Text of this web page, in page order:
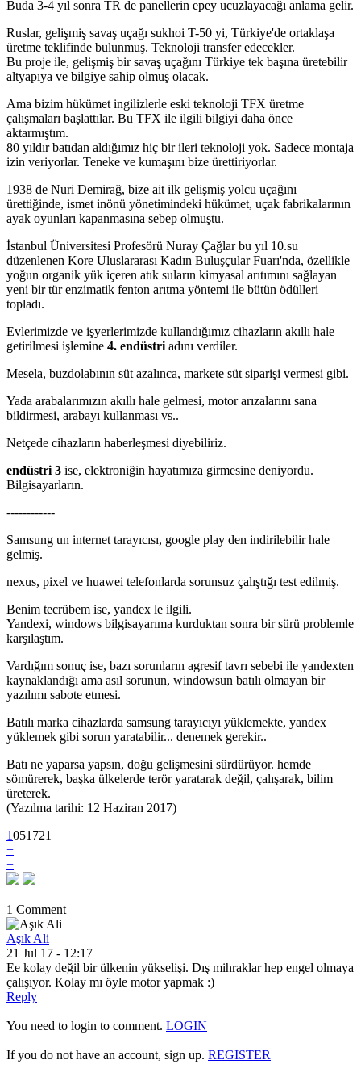
Buda 3-4 yıl sonra TR de panellerin epey ucuzlayacağı anlama gelir.
Ruslar, gelişmiş savaş uçağı sukhoi T-50 yi, Türkiye'de ortaklaşa
üretme teklifinde bulunmuş. Teknoloji transfer edecekler.
Bu proje ile, gelişmiş bir savaş uçağını Türkiye tek başına üretebilir
altyapıya ve bilgiye sahip olmuş olacak.
Ama bizim hükümet ingilizlerle eski teknoloji TFX üretme
çalışmaları başlattılar. Bu TFX ile ilgili bilgiyi daha önce
aktarmıştım.
80 yıldır batıdan aldığımız hiç bir ileri teknoloji yok. Sadece montaja
izin veriyorlar. Teneke ve kumaşını bize ürettiriyorlar.
1938 de Nuri Demirağ, bize ait ilk gelişmiş yolcu uçağını
ürettiğinde, ismet inönü yönetimindeki hükümet, uçak fabrikalarının
ayak oyunları kapanmasına sebep olmuştu.
İstanbul Üniversitesi Profesörü Nuray Çağlar bu yıl 10.su
düzenlenen Kore Uluslararası Kadın Buluşçular Fuarı'nda, özellikle
yoğun organik yük içeren atık suların kimyasal arıtımını sağlayan
yeni bir tür enzimatik fenton arıtma yöntemi ile bütün ödülleri
topladı.
Evlerimizde ve işyerlerimizde kullandığımız cihazların akıllı hale
getirilmesi işlemine 4. endüstri adını verdiler.
Mesela, buzdolabının süt azalınca, markete süt siparişi vermesi gibi.
Yada arabalarımızın akıllı hale gelmesi, motor arızalarını sana
bildirmesi, arabayı kullanması vs..
Netçede cihazların haberleşmesi diyebiliriz.
endüstri 3 ise, elektroniğin hayatımıza girmesine deniyordu.
Bilgisayarların.
------------
Samsung un internet tarayıcısı, google play den indirilebilir hale
gelmiş.
nexus, pixel ve huawei telefonlarda sorunsuz çalıştığı test edilmiş.
Benim tecrübem ise, yandex le ilgili.
Yandexi, windows bilgisayarıma kurduktan sonra bir sürü problemle
karşılaştım.
Vardığım sonuç ise, bazı sorunların agresif tavrı sebebi ile yandexten
kaynaklandığı ama asıl sorunun, windowsun batılı olmayan bir
yazılımı sabote etmesi.
Batılı marka cihazlarda samsung tarayıcıyı yüklemekte, yandex
yüklemek gibi sorun yaratabilir... denemek gerekir..
Batı ne yaparsa yapsın, doğu gelişmesini sürdürüyor. hemde
sömürerek, başka ülkelerde terör yaratarak değil, çalışarak, bilim
üreterek.
(Yazılma tarihi: 12 Haziran 2017)
1051721
+
+
1 Comment
Aşık Ali
21 Jul 17 - 12:17
Ee kolay değil bir ülkenin yükselişi. Dış mihraklar hep engel olmaya
çalışıyor. Kolay mı öyle motor yapmak :)
Reply
You need to login to comment. LOGIN
If you do not have an account, sign up. REGISTER